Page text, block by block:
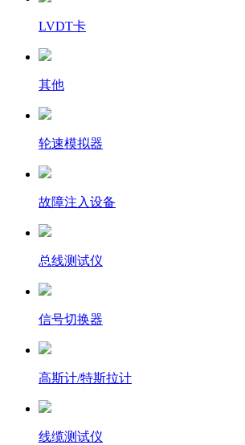
LVDT卡
其他
轮速模拟器
故障注入设备
总线测试仪
信号切换器
高斯计/特斯拉计
线缆测试仪